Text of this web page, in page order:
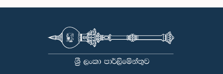
ප.ව. 1:07 - ප.ව. 1:18